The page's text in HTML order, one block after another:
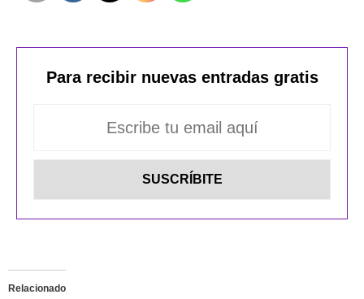
Para recibir nuevas entradas gratis
Relacionado